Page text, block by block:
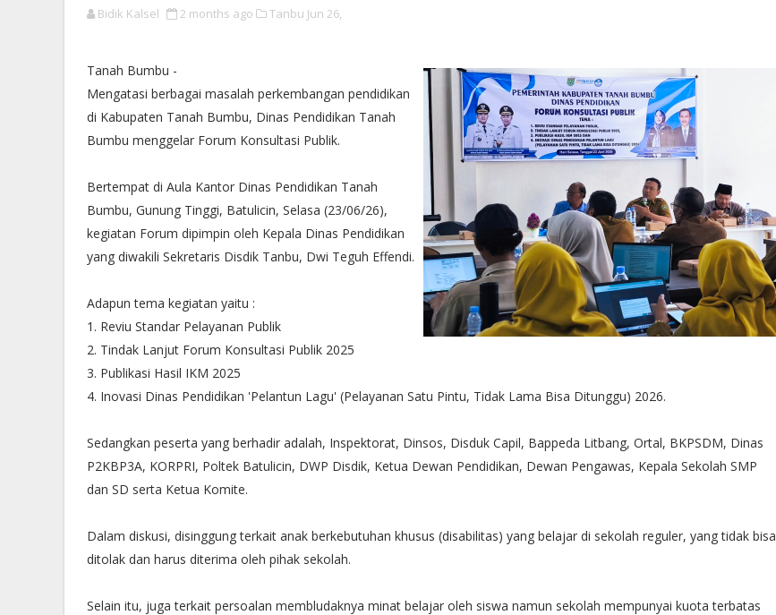
Bidik Kalsel 2 months ago Tanbu Jun 26,
Tanah Bumbu -
Mengatasi berbagai masalah perkembangan pendidikan
di Kabupaten Tanah Bumbu, Dinas Pendidikan Tanah
Bumbu menggelar Forum Konsultasi Publik.
Bertempat di Aula Kantor Dinas Pendidikan Tanah
Bumbu, Gunung Tinggi, Batulicin, Selasa (23/06/26),
kegiatan Forum dipimpin oleh Kepala Dinas Pendidikan
yang diwakili Sekretaris Disdik Tanbu, Dwi Teguh Effendi.
Adapun tema kegiatan yaitu :
1. Reviu Standar Pelayanan Publik
2. Tindak Lanjut Forum Konsultasi Publik 2025
3. Publikasi Hasil IKM 2025
4. Inovasi Dinas Pendidikan 'Pelantun Lagu' (Pelayanan Satu Pintu, Tidak Lama Bisa Ditunggu) 2026.
Sedangkan peserta yang berhadir adalah, Inspektorat, Dinsos, Disduk Capil, Bappeda Litbang, Ortal, BKPSDM, Dinas
P2KBP3A, KORPRI, Poltek Batulicin, DWP Disdik, Ketua Dewan Pendidikan, Dewan Pengawas, Kepala Sekolah SMP
dan SD serta Ketua Komite.
Dalam diskusi, disinggung terkait anak berkebutuhan khusus (disabilitas) yang belajar di sekolah reguler, yang tidak bisa
ditolak dan harus diterima oleh pihak sekolah.
Selain itu, juga terkait persoalan membludaknya minat belajar oleh siswa namun sekolah mempunyai kuota terbatas